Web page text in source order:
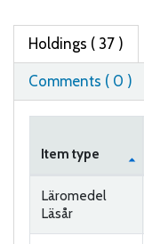
Holdings ( 37 )
Comments ( 0 )
Item type
Läromedel
Läsår